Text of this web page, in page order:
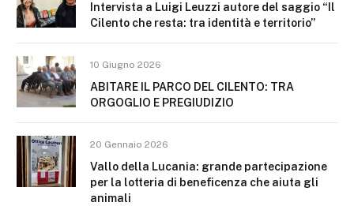
Intervista a Luigi Leuzzi autore del saggio “Il
Cilento che resta: tra identità e territorio”
10 Giugno 2026
ABITARE IL PARCO DEL CILENTO: TRA
ORGOGLIO E PREGIUDIZIO
20 Gennaio 2026
Vallo della Lucania: grande partecipazione
per la lotteria di beneficenza che aiuta gli
animali